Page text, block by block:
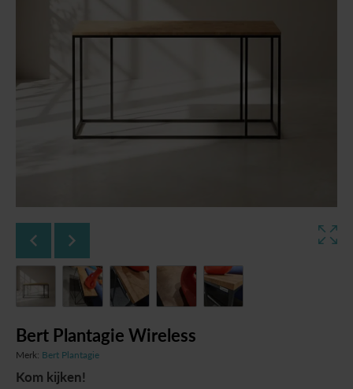
Bert Plantagie Wireless
Merk: Bert Plantagie
Kom kijken!